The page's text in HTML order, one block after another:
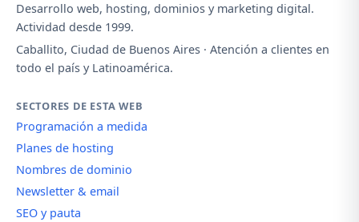
Desarrollo web, hosting, dominios y marketing digital.
Actividad desde 1999.
Caballito, Ciudad de Buenos Aires · Atención a clientes en
todo el país y Latinoamérica.
SECTORES DE ESTA WEB
Programación a medida
Planes de hosting
Nombres de dominio
Newsletter & email
SEO y pauta